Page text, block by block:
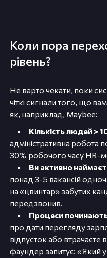
Коли пора
рівень?
Не варто чекати, поки
чіткі сигнали того, що
як, наприклад, Maybee:
Кількість людей >
адміністративна робота
30% робочого часу HR-
Ви активно
понад 3-5 вакансій
на «цвинтар» забутих
передзвонив.
Процеси
про дати перегляду
відпусток або
фаундер запитує: «Який у